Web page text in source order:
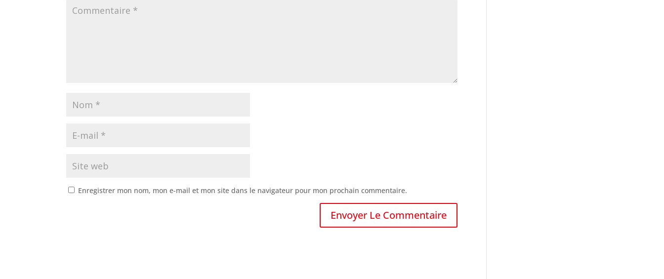
Enregistrer mon nom, mon e-mail et mon site dans le navigateur pour mon prochain commentaire.